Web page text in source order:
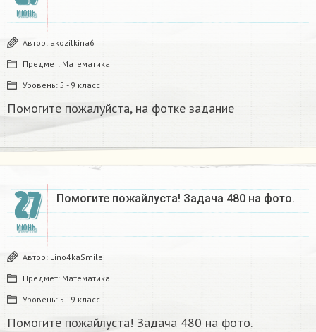
ИЮНЬ
Автор: akozilkina6
Предмет: Математика
Уровень: 5 - 9 класс
Помогите пожалуйста, на фотке задание
27
ИЮНЬ
Помогите пожайлуста! Задача 480 на фото.
Автор: Lino4kaSmile
Предмет: Математика
Уровень: 5 - 9 класс
Помогите пожайлуста! Задача 480 на фото.